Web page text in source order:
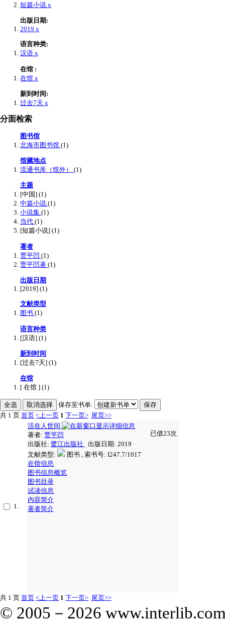
短篇小说 x
出版日期:
2019 x
语言种类:
汉语 x
在馆 :
在馆 x
新到时间:
过去7天 x
分面检索
图书馆
北海市图书馆 (1)
馆藏地点
流通书库（馆外） (1)
主题
[中国] (1)
中篇小说 (1)
小说集 (1)
当代 (1)
[短篇小说] (1)
著者
贾平凹 (1)
贾平凹著 (1)
出版日期
[2019] (1)
文献类型
图书 (1)
语言种类
[汉语] (1)
新到时间
[过去7天] (1)
在馆
[ 在馆 ] (1)
保存至书单:
共 1 页 首页 <上一页 1 下一页> 尾页>>
1.
活在人世间
已借23次.
著者: 贾平凹
出版社: 鹭江出版社
出版日期: 2019
文献类型:
图书 , 索书号: I247.7/1017
在馆信息
图书信息概览
图书目录
试读信息
内容简介
著者简介
共 1 页 首页 <上一页 1 下一页> 尾页>>
© 2005－ 2026